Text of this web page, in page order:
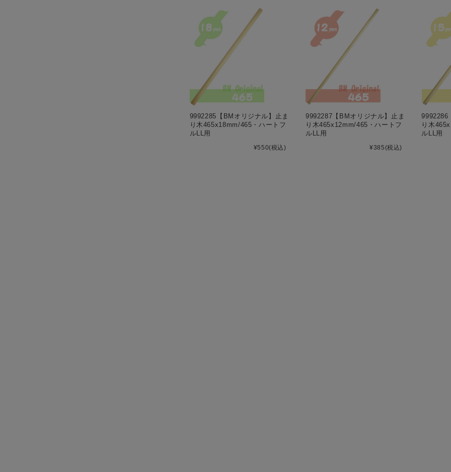
9992285【BMオリジナル】止ま
り木465x18mm/465・ハートフ
ルLL用
¥550(税込)
9992287【BMオリジナル】止ま
り木465x12mm/465・ハートフ
ルLL用
¥385(税込)
9992286
り木
ルLL用